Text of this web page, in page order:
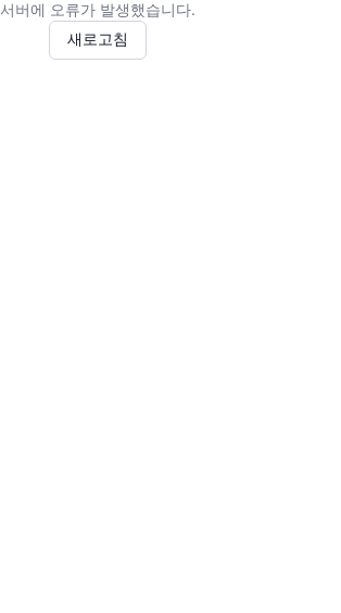
서버에 오류가 발생했습니다.
새로고침